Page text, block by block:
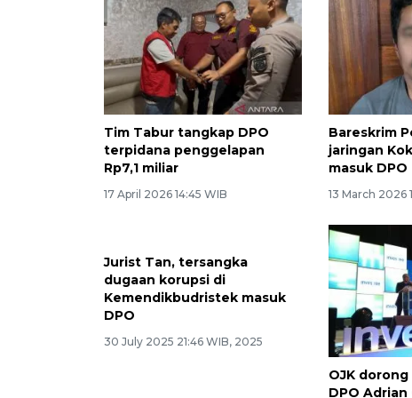
Tim Tabur tangkap DPO
terpidana penggelapan
Rp7,1 miliar
17 April 2026 14:45 WIB
Bareskrim
jaringan
masuk DPO
13 March 2026
Jurist Tan, tersangka
dugaan korupsi di
Kemendikbudristek masuk
DPO
30 July 2025 21:46 WIB, 2025
OJK
DPO Adrian